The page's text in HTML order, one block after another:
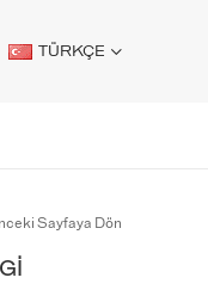
TÜRKÇE
Sayfaya Dön